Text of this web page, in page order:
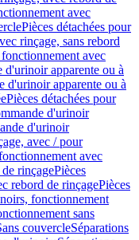
avec
Pièces détachées pour
rinçage, sans rebord
avec
d'urinoir apparente ou à
d'urinoir apparente ou à
Pièces détachées pour
d'urinoir
d'urinoir
avec / pour
avec
rinçagePièces
rebord de rinçagePièces
fonctionnement
sans
couvercleSéparations